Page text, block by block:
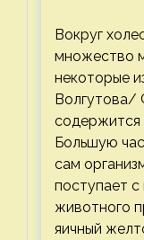
Вокруг
множество
некоторые
Волгутова/
содержится
Большую
сам
поступает
животного
яичный